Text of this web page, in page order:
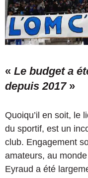
« Le budget a
depuis 2017»
Quoiqu’il en soit, le
du sportif, est un
club. Engagement
amateurs, au
Eyraud a été